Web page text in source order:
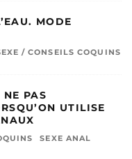
MODE
/ CONSEILS COQUINS
NE PAS
UTILISE
SEXE ANAL